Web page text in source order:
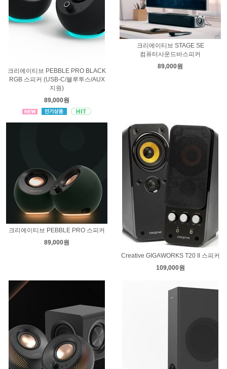
크리에이티브 PEBBLE PRO BLACK
RGB 스피커 (USB-C/블루투스/AUX
지원)
89,000원
크리에이티브 STAGE SE
컴퓨터사운드바스피커
89,000원
크리에이티브 PEBBLE PRO 스피커
89,000원
Creative GIGAWORKS T20 II 스피커
109,000원